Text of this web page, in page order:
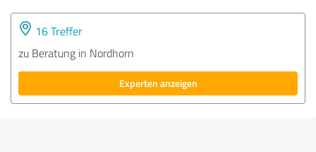
16 Treffer
zu Beratung in Nordhorn
Experten anzeigen